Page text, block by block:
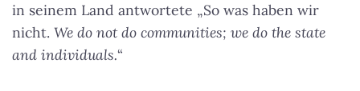
in seinem Land antwortete „So was haben wir
nicht. We do not do communities; we do the state
and individuals.“